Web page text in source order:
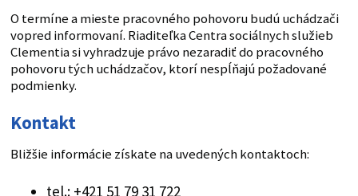
O termíne a mieste pracovného pohovoru budú uchádzači
vopred informovaní. Riaditeľka Centra sociálnych služieb
Clementia si vyhradzuje právo nezaradiť do pracovného
pohovoru tých uchádzačov, ktorí nespĺňajú požadované
podmienky.
Kontakt
Bližšie informácie získate na uvedených kontaktoch:
tel.: +421 51 79 31 722